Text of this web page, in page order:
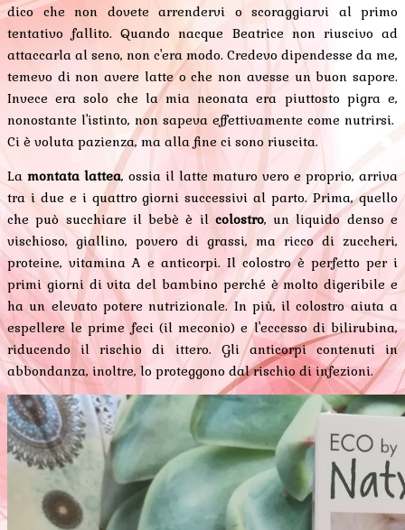
dico che non dovete arrendervi o scoraggiarvi al primo
tentativo fallito. Quando nacque Beatrice non riuscivo ad
attaccarla al seno, non c'era modo. Credevo dipendesse da me,
temevo di non avere latte o che non avesse un buon sapore.
Invece era solo che la mia neonata era piuttosto pigra e,
nonostante l'istinto, non sapeva effettivamente come nutrirsi.
Ci è voluta pazienza, ma alla fine ci sono riuscita.
La montata lattea, ossia il latte maturo vero e proprio, arriva
tra i due e i quattro giorni successivi al parto. Prima, quello
che può succhiare il bebè è il colostro, un liquido denso e
vischioso, giallino, povero di grassi, ma ricco di zuccheri,
proteine, vitamina A e anticorpi. Il colostro è perfetto per i
primi giorni di vita del bambino perché è molto digeribile e
ha un elevato potere nutrizionale. In più, il colostro aiuta a
espellere le prime feci (il meconio) e l'eccesso di bilirubina,
riducendo il rischio di ittero. Gli anticorpi contenuti in
abbondanza, inoltre, lo proteggono dal rischio di infezioni.